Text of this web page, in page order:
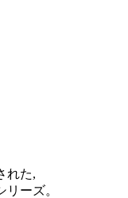
れた,
ーズ。